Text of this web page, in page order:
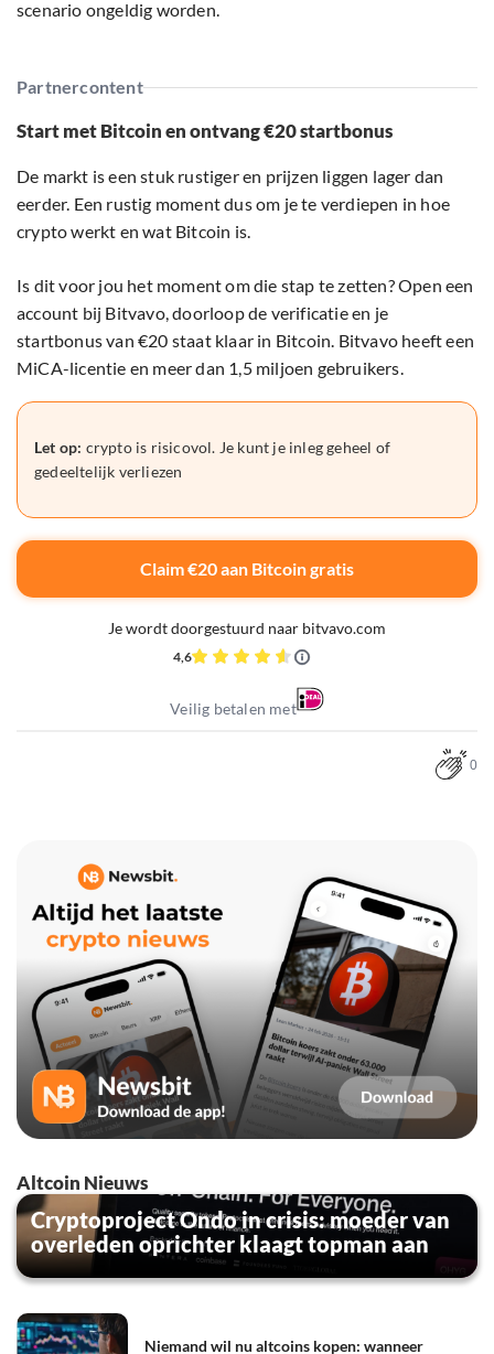
scenario ongeldig worden.
Partnercontent
Start met Bitcoin en ontvang €20 startbonus
De markt is een stuk rustiger en prijzen liggen lager dan
eerder. Een rustig moment dus om je te verdiepen in hoe
crypto werkt en wat Bitcoin is.
Is dit voor jou het moment om die stap te zetten? Open een
account bij Bitvavo, doorloop de verificatie en je
startbonus van €20 staat klaar in Bitcoin. Bitvavo heeft een
MiCA-licentie en meer dan 1,5 miljoen gebruikers.
Let op: crypto is risicovol. Je kunt je inleg geheel of
gedeeltelijk verliezen
Claim €20 aan Bitcoin gratis
Je wordt doorgestuurd naar bitvavo.com
4,6
Veilig betalen met
0
Altcoin Nieuws
Cryptoproject Ondo in crisis: moeder van
overleden oprichter klaagt topman aan
Niemand wil nu altcoins kopen: wanneer